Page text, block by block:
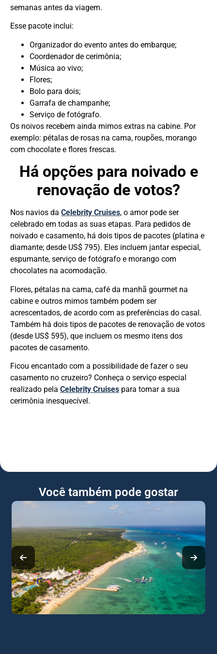
semanas antes da viagem.
Esse pacote inclui:
Organizador do evento antes do embarque;
Coordenador de cerimônia;
Música ao vivo;
Flores;
Bolo para dois;
Garrafa de champanhe;
Serviço de fotógrafo.
Os noivos recebem ainda mimos extras na cabine. Por
exemplo: pétalas de rosas na cama, roupões, morango
com chocolate e flores frescas.
Há opções para noivado e
renovação de votos?
Nos navios da Celebrity Cruises, o amor pode ser
celebrado em todas as suas etapas. Para pedidos de
noivado e casamento, há dois tipos de pacotes (platina e
diamante; desde US$ 795). Eles incluem jantar especial,
espumante, serviço de fotógrafo e morango com
chocolates na acomodação.
Flores, pétalas na cama, café da manhã gourmet na
cabine e outros mimos também podem ser
acrescentados, de acordo com as preferências do casal.
Também há dois tipos de pacotes de renovação de votos
(desde US$ 595), que incluem os mesmo itens dos
pacotes de casamento.
Ficou encantado com a possibilidade de fazer o seu
casamento no cruzeiro? Conheça o serviço especial
realizado pela Celebrity Cruises para tornar a sua
cerimônia inesquecível.
Você também pode gostar